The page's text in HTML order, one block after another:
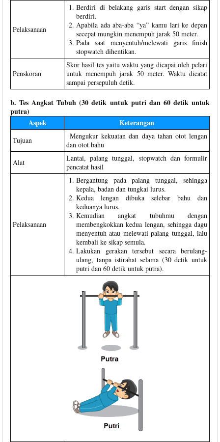
Pelaksanaan
Berdiri di belakang garis start dengan sikap
berdiri.
Apabila ada aba-aba “ya” kamu lari ke depan
secepat mungkin menempuh jarak 50 meter.
Pada saat menyentuh/melewati garis finish
stopwatch dihentikan.
Penskoran
Skor hasil tes yaitu waktu yang dicapai oleh pelari
untuk menempuh jarak 50 meter. Waktu dicatat
sampai persepuluh detik.
b. Tes Angkat Tubuh (30 detik untuk putri dan 60 detik untuk
putra)
Aspek
Keterangan
Tujuan
Mengukur kekuatan dan daya tahan otot lengan
dan otot bahu
Alat
Lantai, palang tunggal, stopwatch dan formulir
pencatat hasil
Pelaksanaan
Bergantung pada palang tunggal, sehingga
kepala, badan dan tungkai lurus.
Kedua lengan dibuka selebar bahu dan
keduanya lurus.
Kemudian angkat tubuhmu dengan
membengkokkan kedua lengan, sehingga dagu
menyentuh atau melewati palang tunggal, lalu
kembali ke sikap semula.
Lakukan gerakan tersebut secara berulang-
ulang, tanpa istirahat selama (30 detik untuk
putri dan 60 detik untuk putra).